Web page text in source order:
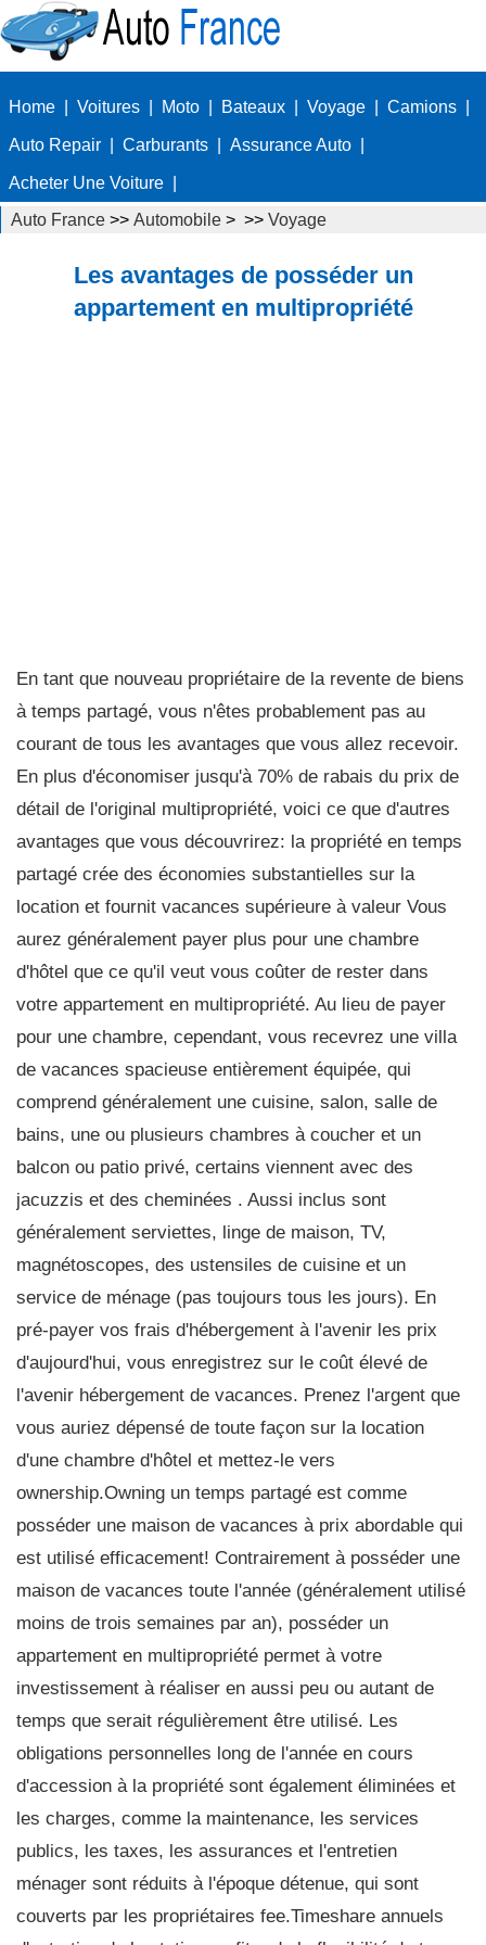
Home Voitures Moto Bateaux Voyage Camions
Auto Repair Carburants Assurance Auto
Acheter Une Voiture
Auto France >> Automobile > >> Voyage
Les avantages de posséder un
appartement en multipropriété
En tant que nouveau propriétaire de la revente de biens
à temps partagé, vous n'êtes probablement pas au
courant de tous les avantages que vous allez recevoir.
En plus d'économiser jusqu'à 70% de rabais du prix de
détail de l'original multipropriété, voici ce que d'autres
avantages que vous découvrirez: la propriété en temps
partagé crée des économies substantielles sur la
location et fournit vacances supérieure à valeur Vous
aurez généralement payer plus pour une chambre
d'hôtel que ce qu'il veut vous coûter de rester dans
votre appartement en multipropriété. Au lieu de payer
pour une chambre, cependant, vous recevrez une villa
de vacances spacieuse entièrement équipée, qui
comprend généralement une cuisine, salon, salle de
bains, une ou plusieurs chambres à coucher et un
balcon ou patio privé, certains viennent avec des
jacuzzis et des cheminées . Aussi inclus sont
généralement serviettes, linge de maison, TV,
magnétoscopes, des ustensiles de cuisine et un
service de ménage (pas toujours tous les jours). En
pré-payer vos frais d'hébergement à l'avenir les prix
d'aujourd'hui, vous enregistrez sur le coût élevé de
l'avenir hébergement de vacances. Prenez l'argent que
vous auriez dépensé de toute façon sur la location
d'une chambre d'hôtel et mettez-le vers
ownership.Owning un temps partagé est comme
posséder une maison de vacances à prix abordable qui
est utilisé efficacement! Contrairement à posséder une
maison de vacances toute l'année (généralement utilisé
moins de trois semaines par an), posséder un
appartement en multipropriété permet à votre
investissement à réaliser en aussi peu ou autant de
temps que serait régulièrement être utilisé. Les
obligations personnelles long de l'année en cours
d'accession à la propriété sont également éliminées et
les charges, comme la maintenance, les services
publics, les taxes, les assurances et l'entretien
ménager sont réduits à l'époque détenue, qui sont
couverts par les propriétaires fee.Timeshare annuels